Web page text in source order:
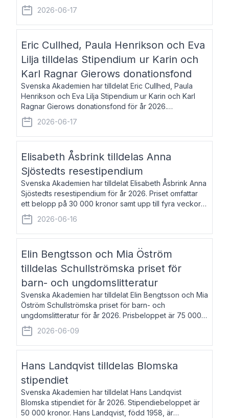
Stenroth och Svante Strandberg. Daniel Boyacioglu,
född 1981, är poet och scenartist. Josef
2026-06-17
Eric Cullhed, Paula Henrikson och Eva
Lilja tilldelas Stipendium ur Karin och
Karl Ragnar Gierows donationsfond
Svenska Akademien har tilldelat Eric Cullhed, Paula
Henrikson och Eva Lilja Stipendium ur Karin och Karl
Ragnar Gierows donationsfond för år 2026.
Stipendiebeloppet är på 70 000 kronor vardera. Eric
Cullhed, född 1985, är professor i grekis
2026-06-17
Elisabeth Åsbrink tilldelas Anna
Sjöstedts resestipendium
Svenska Akademien har tilldelat Elisabeth Åsbrink Anna
Sjöstedts resestipendium för år 2026. Priset omfattar
ett belopp på 30 000 kronor samt upp till fyra veckors
fri vistelse i Akademiens lägenhet i Berlin. Elisabeth
Åsbrink, född 1965 oc
2026-06-16
Elin Bengtsson och Mia Öström
tilldelas Schullströmska priset för
barn- och ungdomslitteratur
Svenska Akademien har tilldelat Elin Bengtsson och Mia
Öström Schullströmska priset för barn- och
ungdomslitteratur för år 2026. Prisbeloppet är 75 000
kronor vardera. Elin Bengtsson, född 1987, är författare
och forskare i genusvetenskap.
2026-06-09
Hans Landqvist tilldelas Blomska
stipendiet
Svenska Akademien har tilldelat Hans Landqvist
Blomska stipendiet för år 2026. Stipendiebeloppet är
50 000 kronor. Hans Landqvist, född 1958, är